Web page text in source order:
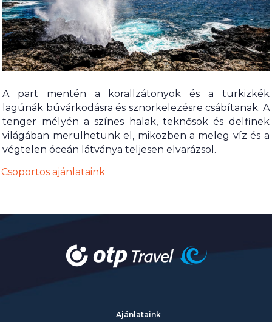
A part mentén a korallzátonyok és a türkizkék
lagúnák búvárkodásra és sznorkelezésre csábítanak. A
tenger mélyén a színes halak, teknősök és delfinek
világában merülhetünk el, miközben a meleg víz és a
végtelen óceán látványa teljesen elvarázsol.
Csoportos ajánlataink
Ajánlataink